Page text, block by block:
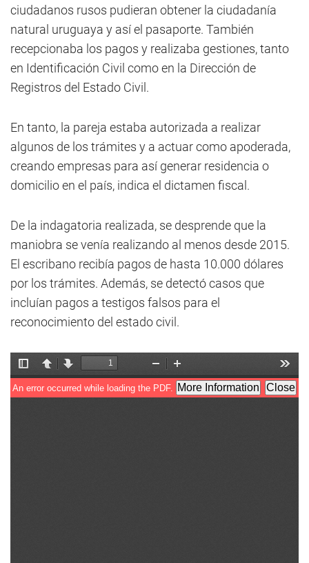
ciudadanos rusos pudieran obtener la ciudadanía
natural uruguaya y así el pasaporte. También
recepcionaba los pagos y realizaba gestiones, tanto
en Identificación Civil como en la Dirección de
Registros del Estado Civil.
En tanto, la pareja estaba autorizada a realizar
algunos de los trámites y a actuar como apoderada,
creando empresas para así generar residencia o
domicilio en el país, indica el dictamen fiscal.
De la indagatoria realizada, se desprende que la
maniobra se venía realizando al menos desde 2015.
El escribano recibía pagos de hasta 10.000 dólares
por los trámites. Además, se detectó casos que
incluían pagos a testigos falsos para el
reconocimiento del estado civil.